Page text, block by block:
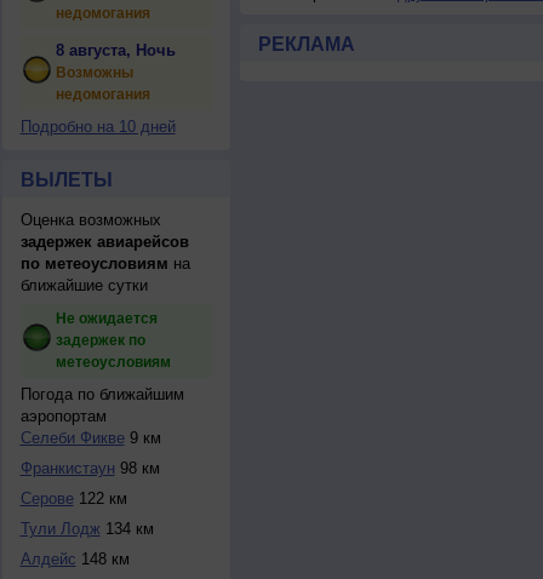
недомогания
8 августа, Ночь
Возможны
недомогания
Подробно на 10 дней
ВЫЛЕТЫ
Оценка возможных
задержек авиарейсов
по метеоусловиям на
ближайшие сутки
Не ожидается
задержек по
метеоусловиям
Погода по ближайшим
аэропортам
Селеби Фикве9 км
Франкистаун 98 км
Серове122 км
Тули Лодж 134 км
Алдейс 148 км
РЕКЛАМА